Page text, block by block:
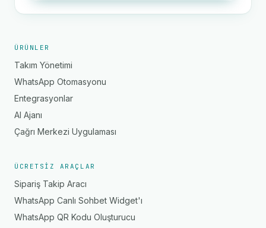
ÜRÜNLER
Takım Yönetimi
WhatsApp Otomasyonu
Entegrasyonlar
AI Ajanı
Çağrı Merkezi Uygulaması
ÜCRETSIZ ARAÇLAR
Sipariş Takip Aracı
WhatsApp Canlı Sohbet Widget'ı
WhatsApp QR Kodu Oluşturucu